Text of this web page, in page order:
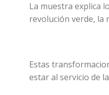
La muestra explica
revolución verde, la
Estas
estar al servicio de